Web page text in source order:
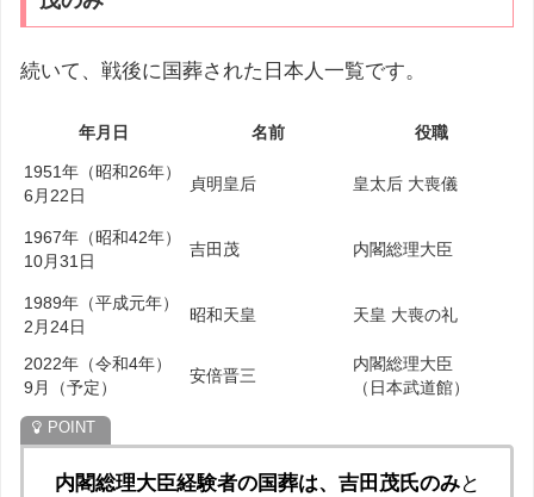
続いて、戦後に国葬された日本人一覧です。
年月日 名前 役職
1951年（昭和26年）
6月22日
貞明皇后 皇太后 大喪儀
1967年（昭和42年）
10月31日
吉田茂 内閣総理大臣
1989年（平成元年）
2月24日
昭和天皇 天皇 大喪の礼
2022年（令和4年）
9月（予定）
安倍晋三
内閣総理大臣
（日本武道館）
内閣総理大臣経験者の国葬は、吉田茂氏のみと